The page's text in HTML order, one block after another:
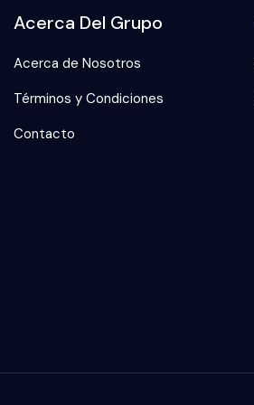
Acerca Del Grupo
Acerca de Nosotros
Términos y Condiciones
Contacto